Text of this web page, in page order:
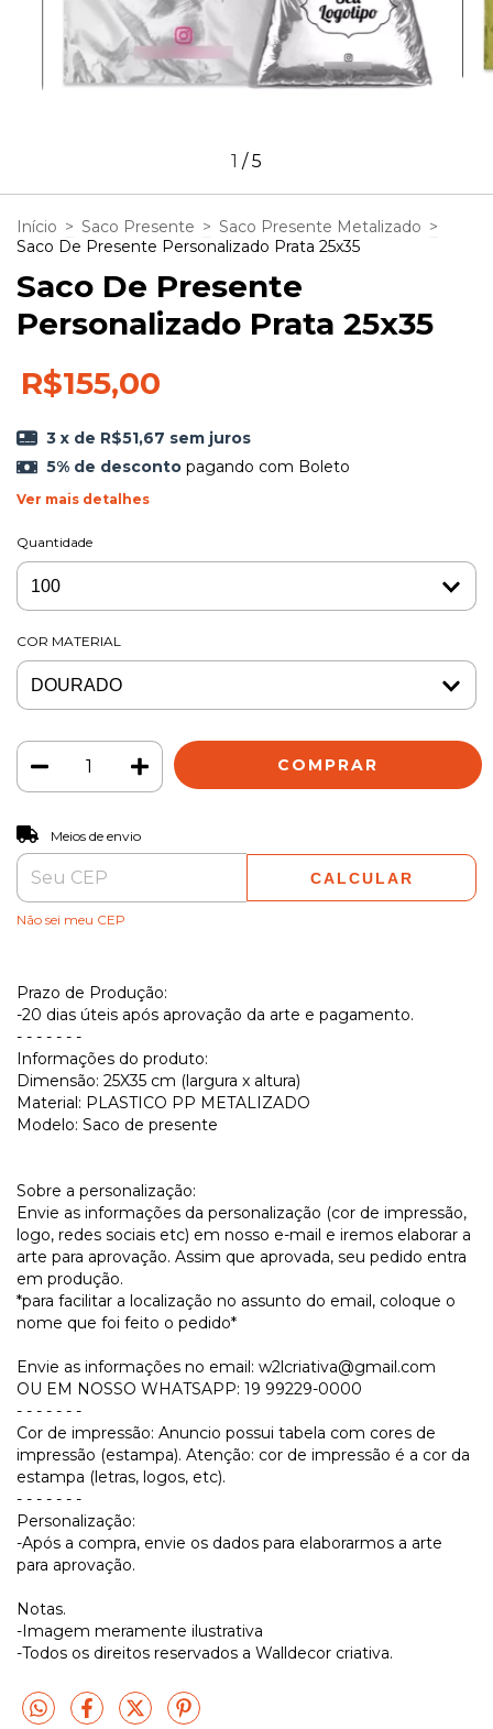
1 /5
Início > Saco Presente > Saco Presente Metalizado >
Saco De Presente Personalizado Prata 25x35
Saco De Presente
Personalizado Prata 25x35
R$155,00
3 x de R$51,67 sem juros
5% de descontopagando com Boleto
Ver mais detalhes
Quantidade
COR MATERIAL
Entregas para o CEP:
Meios de envio
CALCULAR
Não sei meu CEP
Prazo de Produção:
-20 dias úteis após aprovação da arte e pagamento.
- - - - - - -
Informações do produto:
Dimensão: 25X35 cm (largura x altura)
Material: PLASTICO PP METALIZADO
Modelo: Saco de presente
Sobre a personalização:
Envie as informações da personalização (cor de impressão,
logo, redes sociais etc) em nosso e-mail e iremos elaborar a
arte para aprovação. Assim que aprovada, seu pedido entra
em produção.
*para facilitar a localização no assunto do email, coloque o
nome que foi feito o pedido*
Envie as informações no email: w2lcriativa@gmail.com
OU EM NOSSO WHATSAPP: 19 99229-0000
- - - - - - -
Cor de impressão: Anuncio possui tabela com cores de
impressão (estampa). Atenção: cor de impressão é a cor da
estampa (letras, logos, etc).
- - - - - - -
Personalização:
-Após a compra, envie os dados para elaborarmos a arte
para aprovação.
Notas.
-Imagem meramente ilustrativa
-Todos os direitos reservados a Walldecor criativa.